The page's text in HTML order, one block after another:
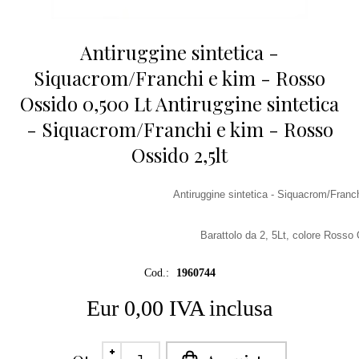
Antiruggine sintetica -
Siquacrom/Franchi e kim - Rosso
Ossido 0,500 Lt Antiruggine sintetica
- Siquacrom/Franchi e kim - Rosso
Ossido 2,5lt
Antiruggine sintetica - Siquacrom/
Barattolo da 2, 5Lt, colore Rosso
Cod.: 1960744
Eur 0,00 IVA inclusa